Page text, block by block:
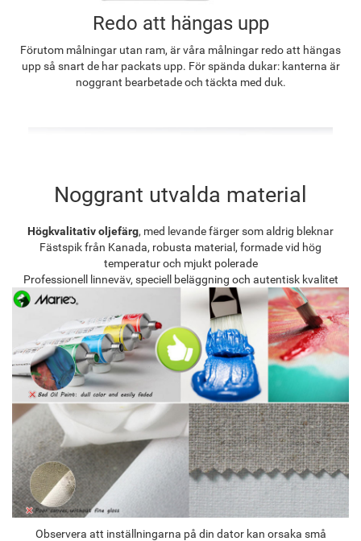
Redo att hängas upp
Förutom målningar utan ram, är våra målningar redo att hängas
upp så snart de har packats upp. För spända dukar: kanterna är
noggrant bearbetade och täckta med duk.
Noggrant utvalda material
Högkvalitativ oljefärg, med levande färger som aldrig bleknar
Fästspik från Kanada, robusta material, formade vid hög
temperatur och mjukt polerade
Professionell linneväv, speciell beläggning och autentisk kvalitet
Observera att inställningarna på din dator kan orsaka små